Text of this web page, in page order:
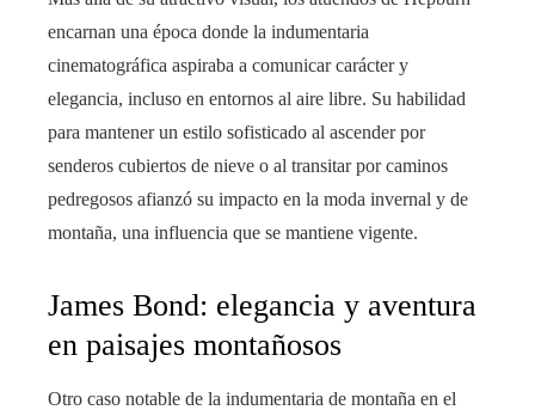
encarnan una época donde la indumentaria
cinematográfica aspiraba a comunicar carácter y
elegancia, incluso en entornos al aire libre. Su habilidad
para mantener un estilo sofisticado al ascender por
senderos cubiertos de nieve o al transitar por caminos
pedregosos afianzó su impacto en la moda invernal y de
montaña, una influencia que se mantiene vigente.
James Bond: elegancia y aventura
en paisajes montañosos
Otro caso notable de la indumentaria de montaña en el